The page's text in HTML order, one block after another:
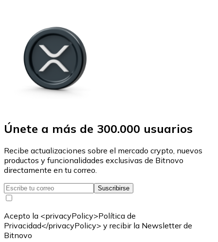
Únete a más de 300.000 usuarios
Recibe actualizaciones sobre el mercado crypto, nuevos
productos y funcionalidades exclusivas de Bitnovo
directamente en tu correo.
Suscribirse
Acepto la <privacyPolicy>Política de
Privacidad</privacyPolicy> y recibir la Newsletter de
Bitnovo